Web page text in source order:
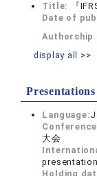
Title:
『
Date of
Authorship
display all >>
Presentations
Language:
大会
presentation
Holding